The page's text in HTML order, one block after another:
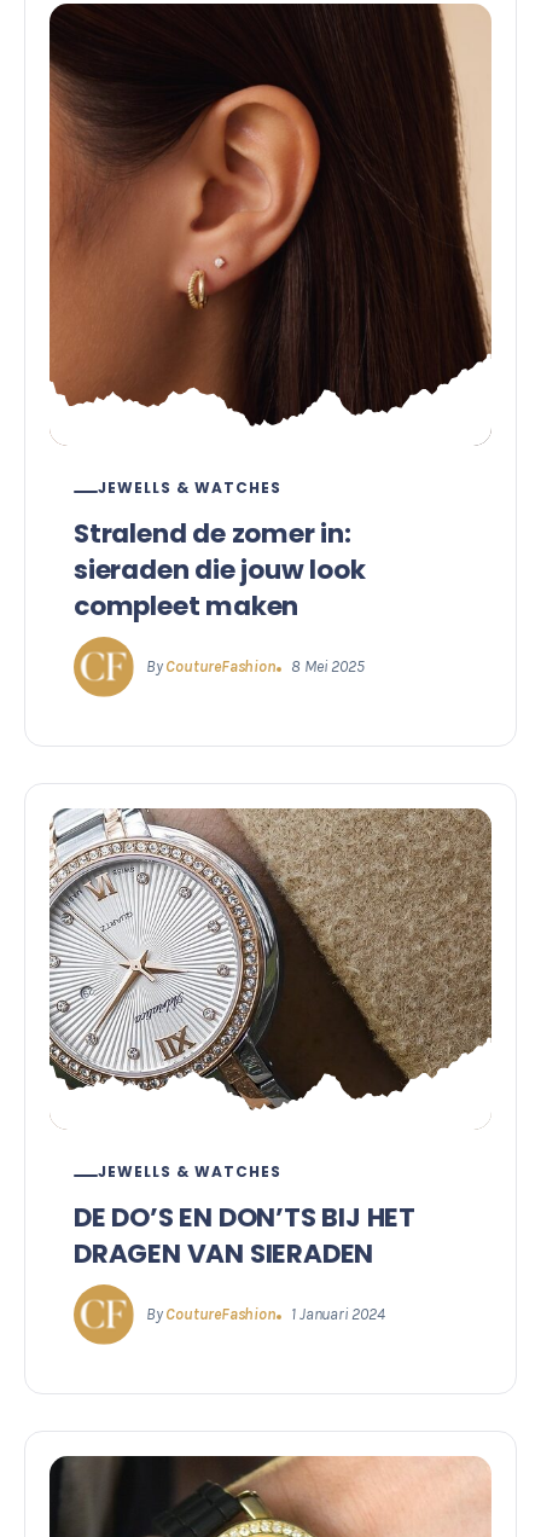
JEWELLS & WATCHES
Stralend de zomer in:
sieraden die jouw look
compleet maken
By CoutureFashion 8 Mei 2025
JEWELLS & WATCHES
DE DO’S EN DON’TS BIJ HET
DRAGEN VAN SIERADEN
By CoutureFashion 1 Januari 2024